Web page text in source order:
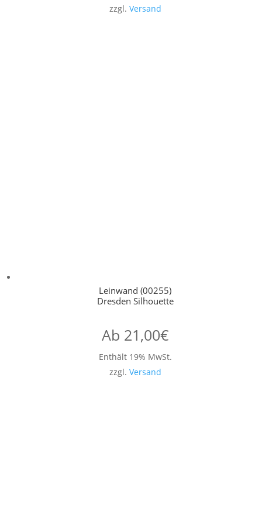
zzgl. Versand
Leinwand (00255)
Dresden Silhouette
Ab 21,00€
Enthält 19% MwSt.
zzgl. Versand